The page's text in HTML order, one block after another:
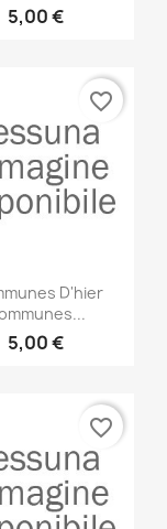
5,00 €
Anteprima
D'hier
5,00 €
favorite_border
favorite_border